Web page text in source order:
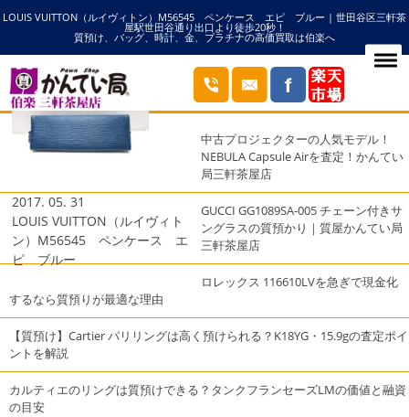
LOUIS VUITTON（ルイヴィトン）M56545 ペンケース エピ ブルー | 世田谷区三軒茶
屋駅世田谷通り出口より徒歩20秒！
質預け、バッグ、時計、金、プラチナの高価買取は伯楽へ
HOME M56545の記事一覧
ブログ
2017. 05. 31
LOUIS VUITTON（ルイヴィト
ン）M56545 ペンケース エ
ピ ブルー
最近の投稿
中古プロジェクターの人気モデル！
NEBULA Capsule Airを査定！かんてい
局三軒茶屋店
GUCCI GG1089SA-005 チェーン付きサ
ングラスの質預かり｜質屋かんてい局
三軒茶屋店
ロレックス 116610LVを急ぎで現金化
するなら質預りが最適な理由
【質預け】Cartier パリリングは高く預けられる？K18YG・15.9gの査定ポイ
ントを解説
カルティエのリングは質預けできる？タンクフランセーズLMの価値と融資
の目安